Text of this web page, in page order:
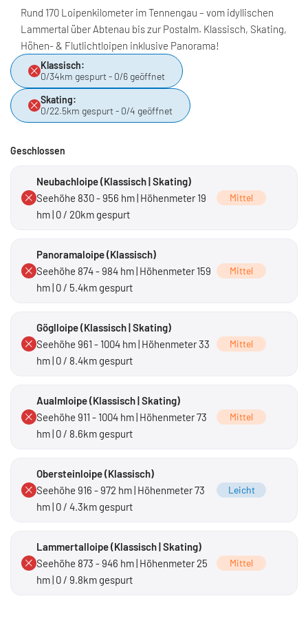
Rund 170 Loipenkilometer im Tennengau – vom idyllischen
Lammertal über Abtenau bis zur Postalm. Klassisch, Skating,
Höhen- & Flutlichtloipen inklusive Panorama!
Klassisch:
0/34km gespurt - 0/6 geöffnet
Skating:
0/22.5km gespurt - 0/4 geöffnet
Geschlossen
Neubachloipe (Klassisch | Skating)
Seehöhe 830 - 956 hm | Höhenmeter 19
hm | 0 / 20km gespurt
Mittel
Panoramaloipe (Klassisch)
Seehöhe 874 - 984 hm | Höhenmeter 159
hm | 0 / 5.4km gespurt
Mittel
Göglloipe (Klassisch | Skating)
Seehöhe 961 - 1004 hm | Höhenmeter 33
hm | 0 / 8.4km gespurt
Mittel
Aualmloipe (Klassisch | Skating)
Seehöhe 911 - 1004 hm | Höhenmeter 73
hm | 0 / 8.6km gespurt
Mittel
Obersteinloipe (Klassisch)
Seehöhe 916 - 972 hm | Höhenmeter 73
hm | 0 / 4.3km gespurt
Leicht
Lammertalloipe (Klassisch | Skating)
Seehöhe 873 - 946 hm | Höhenmeter 25
hm | 0 / 9.8km gespurt
Mittel